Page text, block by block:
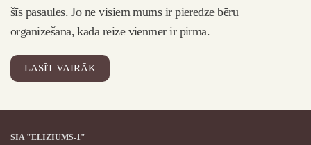
šīs pasaules. Jo ne visiem mums ir pieredze bēru
organizēšanā, kāda reize vienmēr ir pirmā.
LASĪT VAIRĀK
SIA "ELIZIUMS-1"